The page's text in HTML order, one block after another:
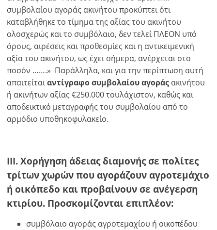
συμβολαίου αγοράς ακινήτου προκύπτει ότι
καταβλήθηκε το τίμημα της αξίας του ακινήτου
ολοσχερώς και το συμβόλαιο, δεν τελεί ΠΛΕΟΝ υπό
όρους, αιρέσεις και προθεσμίες και η αντικειμενική
αξία του ακινήτου, ως έχει σήμερα, ανέρχεται στο
ποσόν …….» Παράλληλα, και για την περίπτωση αυτή
απαιτείταιαντίγραφο συμβολαίου αγοράς ακινήτου
ή ακινήτων αξίας €250.000 τουλάχιστον, καθώς και
αποδεικτικό μεταγραφής του συμβολαίου από το
αρμόδιο υποθηκοφυλακείο.
III. Χορήγηση άδειας διαμονής σε πολίτες
τρίτων χωρών που αγοράζουν αγροτεμάχιο
ή οικόπεδο και προβαίνουν σε ανέγερση
κτιρίου. Προσκομίζονται επιπλέον:
συμβόλαιο αγοράς αγροτεμαχίου ή οικοπέδου